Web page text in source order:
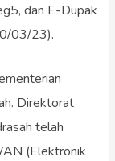
dan E-Dupak
03/23).
Direktorat
telah
(Elektronik